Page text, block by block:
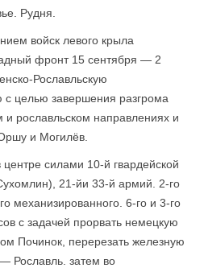
Рудня.
войск левого крыла
фронт 15 сентября — 2
Рославльскую
с целью завершения разгрома
и рославльском направлениях и
и Могилёв.
силами 10-й гвардейской
21-йи 33-й армий. 2-го
механизированного. 6-го и 3-го
с задачей прорвать немецкую
Починок, перерезать железную
Рославль. затем во